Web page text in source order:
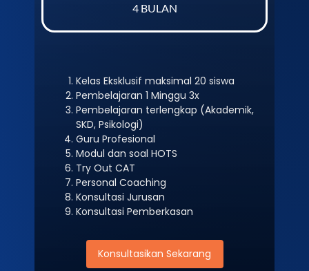
4 BULAN
Kelas Eksklusif maksimal 20 siswa
Pembelajaran 1 Minggu 3x
Pembelajaran terlengkap (Akademik,
SKD, Psikologi)
Guru Profesional
Modul dan soal HOTS
Try Out CAT
Personal Coaching
Konsultasi Jurusan
Konsultasi Pemberkasan
Konsultasikan Sekarang